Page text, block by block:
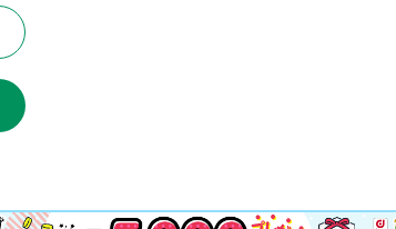
“ブラックパンサー”ベイノア 繊細かつ大